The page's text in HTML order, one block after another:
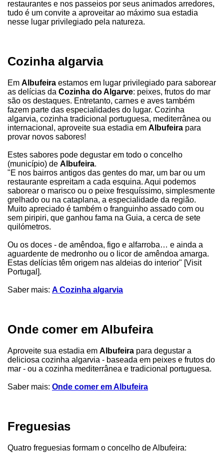
restaurantes e nos passeios por seus animados arredores,
tudo é um convite a aproveitar ao máximo sua estadia
nesse lugar privilegiado pela natureza.
Cozinha algarvia
Em Albufeira estamos em lugar privilegiado para saborear
as delícias da Cozinha do Algarve: peixes, frutos do mar
são os destaques. Entretanto, carnes e aves também
fazem parte das especialidades do lugar. Cozinha
algarvia, cozinha tradicional portuguesa, mediterrânea ou
internacional, aproveite sua estadia em Albufeira para
provar novos sabores!
Estes sabores pode degustar em todo o concelho
(município) de Albufeira.
"E nos bairros antigos das gentes do mar, um bar ou um
restaurante espreitam a cada esquina. Aqui podemos
saborear o marisco ou o peixe fresquíssimo, simplesmente
grelhado ou na cataplana, a especialidade da região.
Muito apreciado é também o franguinho assado com ou
sem piripiri, que ganhou fama na Guia, a cerca de sete
quilómetros.
Ou os doces - de amêndoa, figo e alfarroba… e ainda a
aguardente de medronho ou o licor de amêndoa amarga.
Estas delícias têm origem nas aldeias do interior" [Visit
Portugal].
Saber mais: A Cozinha algarvia
Onde comer em Albufeira
Aproveite sua estadia em Albufeira para degustar a
deliciosa cozinha algarvia - baseada em peixes e frutos do
mar - ou a cozinha mediterrânea e tradicional portuguesa.
Saber mais: Onde comer em Albufeira
Freguesias
Quatro freguesias formam o concelho de Albufeira: